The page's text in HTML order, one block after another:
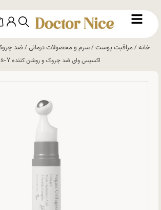
خانه/مراقبت پوست/سرم و محصولات درمانی/ضد
اکسیس وای ضد چروک و روشن‌ کننده Axis-Y